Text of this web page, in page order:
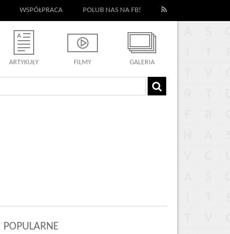
WSPÓŁPRACA POLUB NAS NA FB!
ARTYKUŁY FILMY GALERIA
POPULARNE